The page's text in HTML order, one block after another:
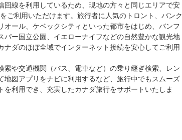
回線を利用しているため、現地の方々と同じエリアで安
ご利用いただけます。旅行者に人気のトロント、バンク
オール、ケベックシティといった都市をはじめ、バンフ
パー国立公園、イエローナイフなどの自然豊かな観光地
ナダのほぼ全域でインターネット接続を安心してご利用
索や交通機関（バス、電車など）の乗り継ぎ検索、レン
地図アプリをナビに利用するなど、旅行中でもスムーズ
を利用でき、充実したカナダ旅行をサポートいたしま